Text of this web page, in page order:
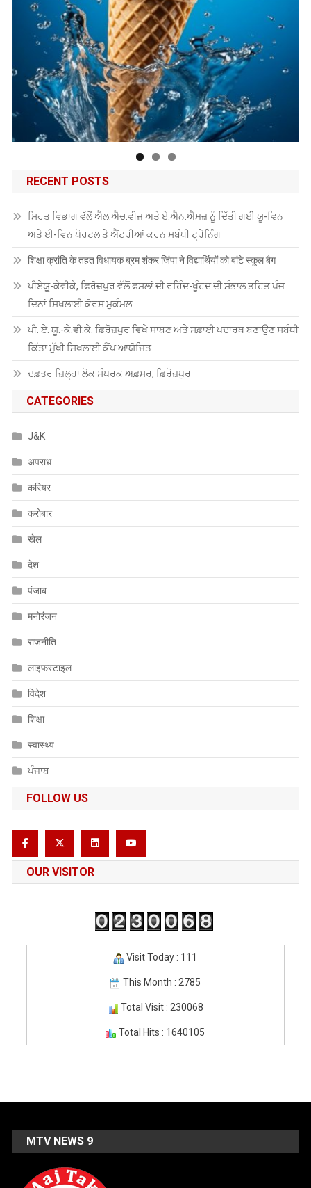
RECENT POSTS
ਸਿਹਤ ਵਿਭਾਗ ਵੱਲੋਂ ਐਲ.ਐਚ.ਵੀਜ਼ ਅਤੇ ਏ.ਐਨ.ਐਮਜ਼ ਨੂੰ ਦਿੱਤੀ ਗਈ ਯੂ-ਵਿਨ
ਅਤੇ ਈ-ਵਿਨ ਪੋਰਟਲ ਤੇ ਐਂਟਰੀਆਂ ਕਰਨ ਸਬੰਧੀ ਟ੍ਰੇਨਿੰਗ
शिक्षा क्रांति के तहत विधायक ब्रम शंकर जिंपा ने विद्यार्थियों को बांटे स्कूल बैग
ਪੀਏਯੂੑ-ਕੇਵੀਕੇ, ਫਿਰੋਜ਼ਪੁਰ ਵੱਲੋਂ ਫਸਲਾਂ ਦੀ ਰਹਿੰਦ-ਖੂੰਹਦ ਦੀ ਸੰਭਾਲ ਤਹਿਤ ਪੰਜ
ਦਿਨਾਂ ਸਿਖਲਾਈ ਕੋਰਸ ਮੁਕੰਮਲ
ਪੀ. ਏ. ਯੂ.-ਕੇ.ਵੀ.ਕੇ. ਫ਼ਿਰੋਜ਼ਪੁਰ ਵਿਖੇ ਸਾਬਣ ਅਤੇ ਸਫ਼ਾਈ ਪਦਾਰਥ ਬਣਾਉਣ ਸਬੰਧੀ
ਕਿੱਤਾ ਮੁੱਖੀ ਸਿਖਲਾਈ ਕੈਂਪ ਆਯੋਜਿਤ
ਦਫ਼ਤਰ ਜ਼ਿਲ੍ਹਾ ਲੋਕ ਸੰਪਰਕ ਅਫ਼ਸਰ, ਫ਼ਿਰੋਜ਼ਪੁਰ
CATEGORIES
J&K
अपराध
करियर
करोबार
खेल
देश
पंजाब
मनोरंजन
राजनीति
लाइफस्टाइल
विदेश
शिक्षा
स्वास्थ्य
ਪੰਜਾਬ
FOLLOW US
OUR VISITOR
Visit Today : 111
This Month : 2785
Total Visit : 230068
Total Hits : 1640105
MTV NEWS 9